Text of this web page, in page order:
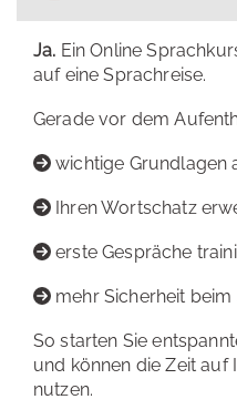
Ja. Ein Online
auf eine Sprachreise.
Gerade vor dem
wichtige Grundlagen
Ihren Wortschatz
erste Gespräche
mehr Sicherheit
So starten Sie
und können die Zeit auf
nutzen.